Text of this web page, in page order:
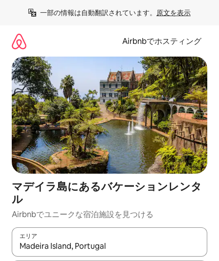
一部の情報は自動翻訳されています。 原文を表示
Airbnbでホスティング
マデイラ島にあるバケーションレンタ
ル
Airbnbでユニークな宿泊施設を見つける
エリア
検索結果が表示されたら、上下の矢印キーを使って移動するか